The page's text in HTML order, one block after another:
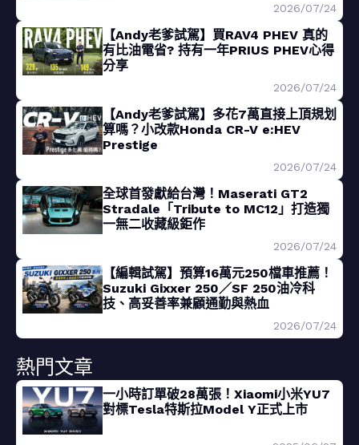
2026/07/24
【Andy老爹試駕】買RAV4 PHEV 真的
有比油電省? 持有一年PRIUS PHEV心得
分享
2026/07/24
【Andy老爹試駕】多花7萬直接上頂規划
算嗎？小改款Honda CR-V e:HEV
Prestige
2026/07/24
全球首發獻給台灣！Maserati GT2
Stradale「Tribute to MC12」打造獨
一無二收藏級鉅作
2026/07/24
【編輯試駕】預算16萬元250檔車推薦！
Suzuki Gixxer 250／SF 250油冷科
技、高妥善率兼顧通勤與熱血
2026/07/24
熱門文章
一小時訂單破28萬張！Xiaomi小米YU7
對標Tesla特斯拉Model Y正式上市